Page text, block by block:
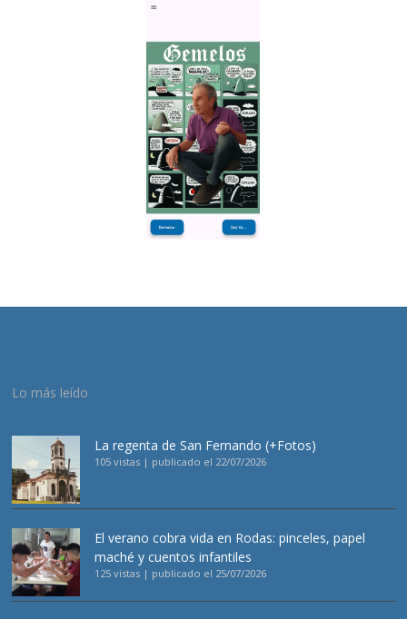
Lo más leído
La regenta de San Fernando (+Fotos)
105 vistas | publicado el 22/07/2026
El verano cobra vida en Rodas: pinceles, papel
maché y cuentos infantiles
125 vistas | publicado el 25/07/2026